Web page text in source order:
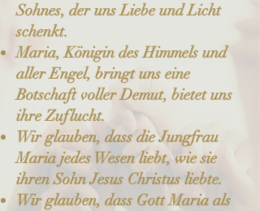
Sohnes, der uns Liebe und Licht
schenkt.
Maria, Königin des Himmels und
aller Engel, bringt uns eine
Botschaft voller Demut, bietet uns
ihre Zuflucht.
Wir glauben, dass die Jungfrau
Maria jedes Wesen liebt, wie sie
ihren Sohn Jesus Christus liebte.
Wir glauben, dass Gott Maria als